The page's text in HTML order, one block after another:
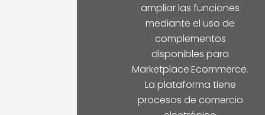
ampliar las funciones
mediante el uso de
complementos
disponibles para
Marketplace.Ecommerce.
La plataforma tiene
procesos de comercio